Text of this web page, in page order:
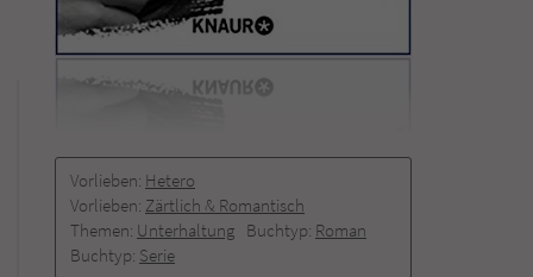
Vorlieben: Hetero
Vorlieben: Zärtlich & Romantisch
Themen: Unterhaltung Buchtyp: Roman
Buchtyp: Serie